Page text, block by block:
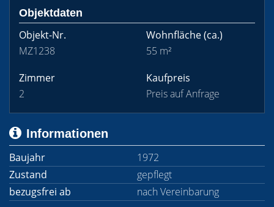
Objektdaten
Objekt-Nr.
MZ1238
Wohnfläche(ca.)
55 m²
Zimmer
2
Kaufpreis
Preis auf Anfrage
Informationen
Baujahr
1972
Zustand
gepflegt
bezugsfrei ab
nach Vereinbarung